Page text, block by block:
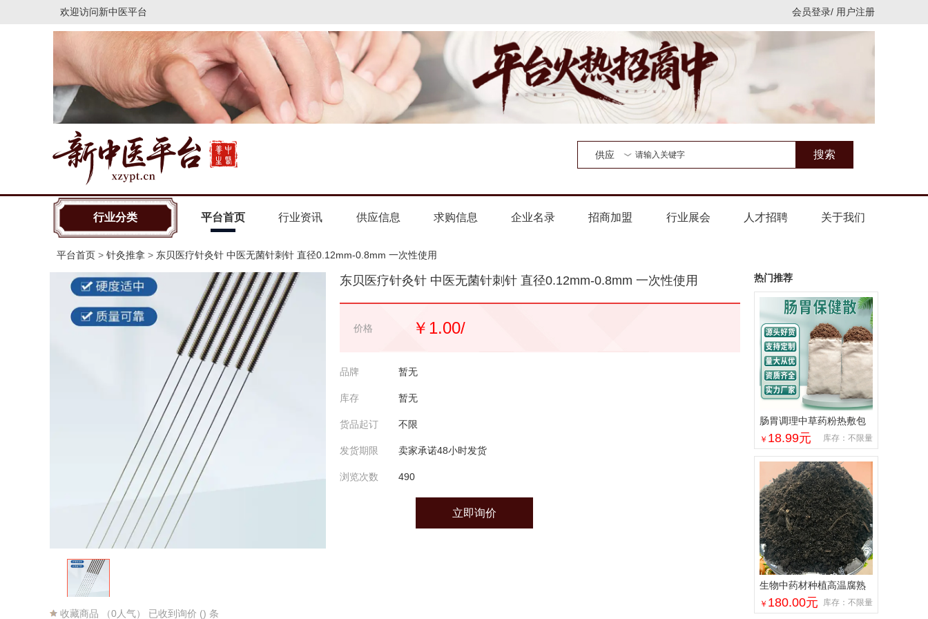
欢迎访问新中医平台 会员登录/ 用户注册
供应 搜索
行业分类 平台首页 行业资讯 供应信息 求购信息 企业名录 招商加盟 行业展会 人才招聘 关于我们
平台首页 > 针灸推拿 > 东贝医疗针灸针 中医无菌针刺针 直径0.12mm-0.8mm 一次性使用
收藏商品 （0人气） 已收到询价 () 条
东贝医疗针灸针 中医无菌针刺针 直径0.12mm-0.8mm 一次性使用
价格 ￥1.00/
品牌 暂无
库存 暂无
货品起订 不限
发货期限 卖家承诺48小时发货
浏览次数 490
立即询价
热门推荐
肠胃调理中草药粉热敷包
代加工厂家 中医理疗馆加
热外敷粉包批发
￥ 18.99元 库存：不限量
生物中药材种植高温腐熟
牛粪 有效疏松土壤
￥ 180.00元 库存：不限量